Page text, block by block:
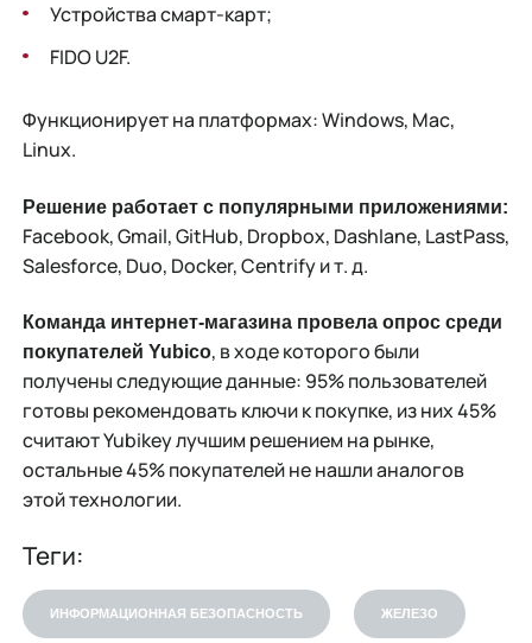
Устройства смарт-карт;
FIDO U2F.
Функционирует на платформах: Windows, Mac,
Linux.
Решение работает с популярными приложениями:
Facebook, Gmail, GitHub, Dropbox, Dashlane, LastPass,
Salesforce, Duo, Docker, Centrify и т. д.
Команда интернет-магазина провела опрос среди
покупателей Yubico, в ходе которого были
получены следующие данные: 95% пользователей
готовы рекомендовать ключи к покупке, из них 45%
считают Yubikey лучшим решением на рынке,
остальные 45% покупателей не нашли аналогов
этой технологии.
Теги:
ИНФОРМАЦИОННАЯ БЕЗОПАСНОСТЬ ЖЕЛЕЗО